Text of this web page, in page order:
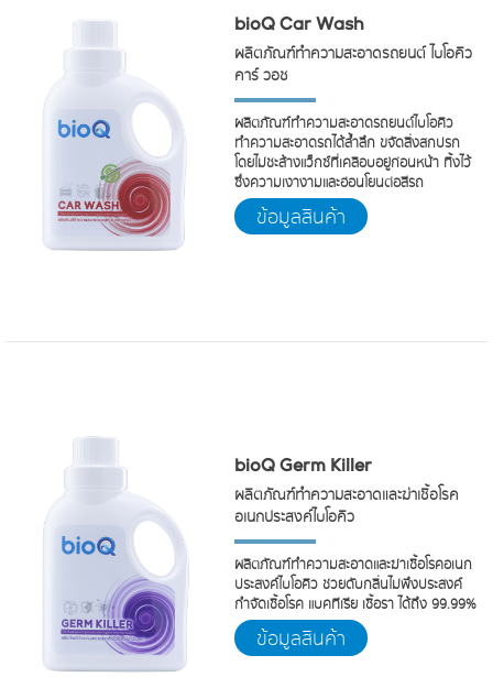
bioQ Car Wash
ผลิตภัณฑ์ทำความสะอาดรถยนต์ ไบโอคิว
คาร์ วอช
ผลิตภัณฑ์ทำความสะอาดรถยนต์ไบโอคิว
ทำความสะอาดรถได้ล้ำลึก ขจัดสิ่งสกปรก
โดยไม่ชะล้างแว็กซ์ที่เคลือบอยู่ก่อนหน้า ทิ้งไว้
ซึ่งความเงางามและอ่อนโยนต่อสีรถ
ข้อมูลสินค้า
bioQ Germ Killer
ผลิตภัณฑ์ทำความสะอาดและฆ่าเชื้อโรค
อเนกประสงค์ไบโอคิว
ผลิตภัณฑ์ทำความสะอาดและฆ่าเชื้อโรคอเนก
ประสงค์ไบโอคิว ช่วยดับกลิ่นไม่พึงประสงค์
กำจัดเชื้อโรค แบคทีเรีย เชื้อรา ได้ถึง 99.99%
ข้อมูลสินค้า